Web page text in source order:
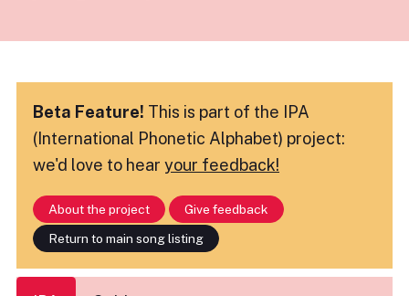
Beta Feature! This is part of the IPA
(International Phonetic Alphabet) project:
we'd love to hear your feedback!
About the project
Give feedback
Return to main song listing